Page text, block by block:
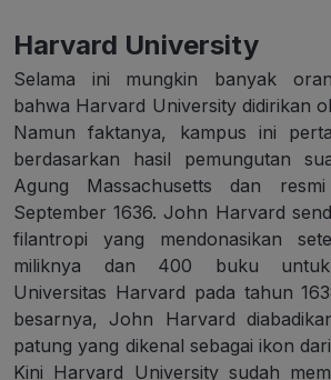
Harvard University
Selama ini mungkin banyak
bahwa Harvard University didirikan
Namun faktanya, kampus ini
berdasarkan hasil pemungutan
Agung Massachusetts dan
September 1636. John Harvard
filantropi yang mendonasikan
miliknya dan 400 buku untuk
Universitas Harvard pada tahun
besarnya, John Harvard
patung yang dikenal sebagai ikon
Kini Harvard University sudah